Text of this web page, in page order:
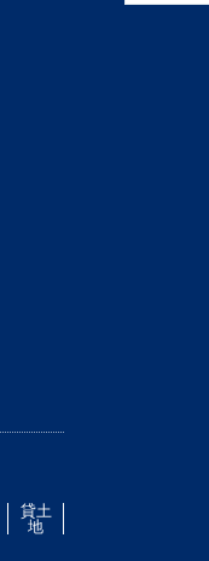
貸土
地